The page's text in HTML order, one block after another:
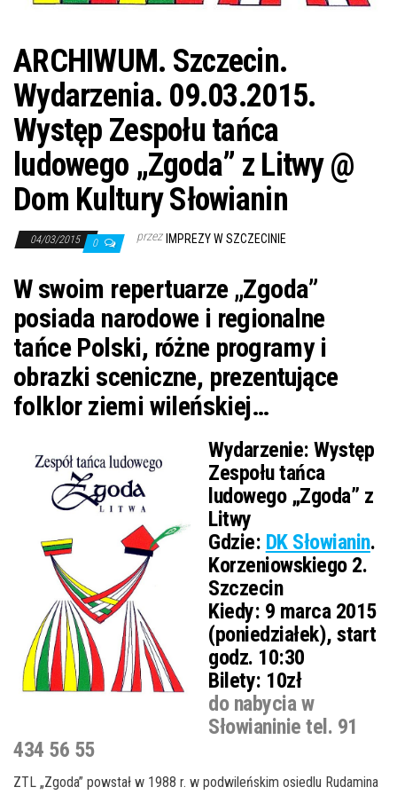
ARCHIWUM. Szczecin.
Wydarzenia. 09.03.2015.
Występ Zespołu tańca
ludowego „Zgoda” z Litwy @
Dom Kultury Słowianin
04/03/2015 0 przez IMPREZY W SZCZECINIE
W swoim repertuarze „Zgoda”
posiada narodowe i regionalne
tańce Polski, różne programy i
obrazki sceniczne, prezentujące
folklor ziemi wileńskiej…
Wydarzenie: Występ
Zespołu tańca
ludowego „Zgoda” z
Litwy
Gdzie: DK Słowianin.
Korzeniowskiego 2.
Szczecin
Kiedy: 9 marca 2015
(poniedziałek), start
godz. 10:30
Bilety: 10zł
do nabycia w
Słowianinie tel. 91
434 56 55
ZTL „Zgoda” powstał w 1988 r. w podwileńskim osiedlu Rudamina